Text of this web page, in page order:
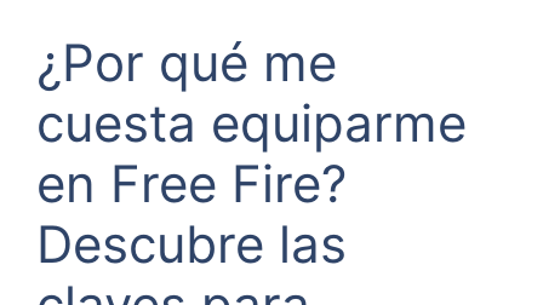
¿Por qué me
cuesta equiparme
en Free Fire?
Descubre las